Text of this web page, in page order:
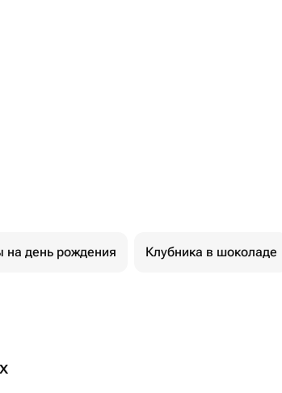
на день рождения Клубника в шоколаде